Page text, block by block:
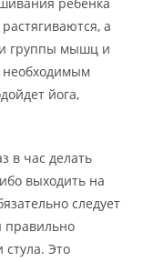
а
группы мышц и
необходимым
йога,
в час делать
выходить на
следует
правильно
стула. Это